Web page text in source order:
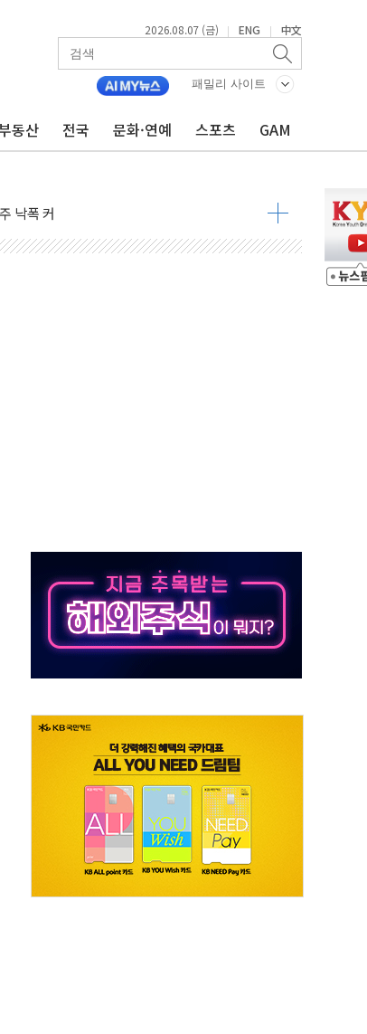
2026.08.07 (금) | ENG | 中文
패밀리 사이트
동산 전국 문화·연예 스포츠 GAM
않아"
" 해명
대 100mm 호우
18억원대
'정책 엇박자'
기록
는 또 다른 중동 화약고
스핌 줌인]
자 2872명
서 '총선·대선 직격탄' 우려